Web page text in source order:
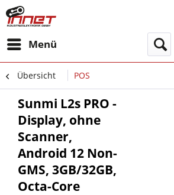
Menü
Übersicht POS
Sunmi L2s PRO -
Display, ohne
Scanner,
Android 12 Non-
GMS, 3GB/32GB,
Octa-Core